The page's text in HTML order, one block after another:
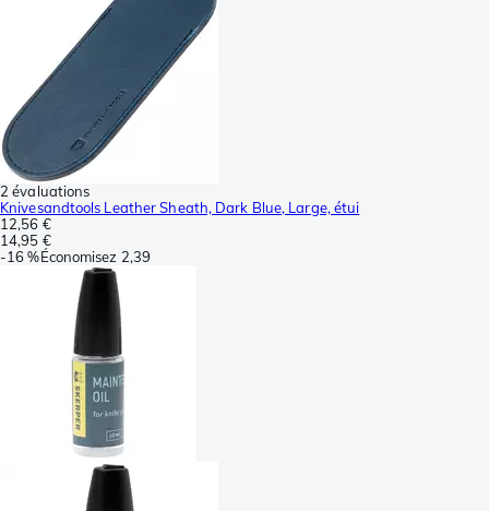
2 évaluations
Knivesandtools Leather Sheath, Dark Blue, Large, étui
12,56 €
14,95 €
-16 %Économisez 2,39